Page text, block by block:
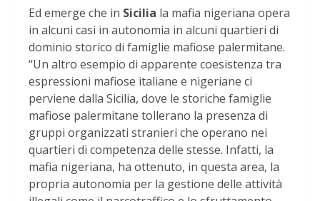
Ed emerge che in Sicilia la mafia nigeriana opera
in alcuni casi in autonomia in alcuni quartieri di
dominio storico di famiglie mafiose palermitane.
“Un altro esempio di apparente coesistenza tra
espressioni mafiose italiane e nigeriane ci
perviene dalla Sicilia, dove le storiche famiglie
mafiose palermitane tollerano la presenza di
gruppi organizzati stranieri che operano nei
quartieri di competenza delle stesse. Infatti, la
mafia nigeriana, ha ottenuto, in questa area, la
propria autonomia per la gestione delle attività